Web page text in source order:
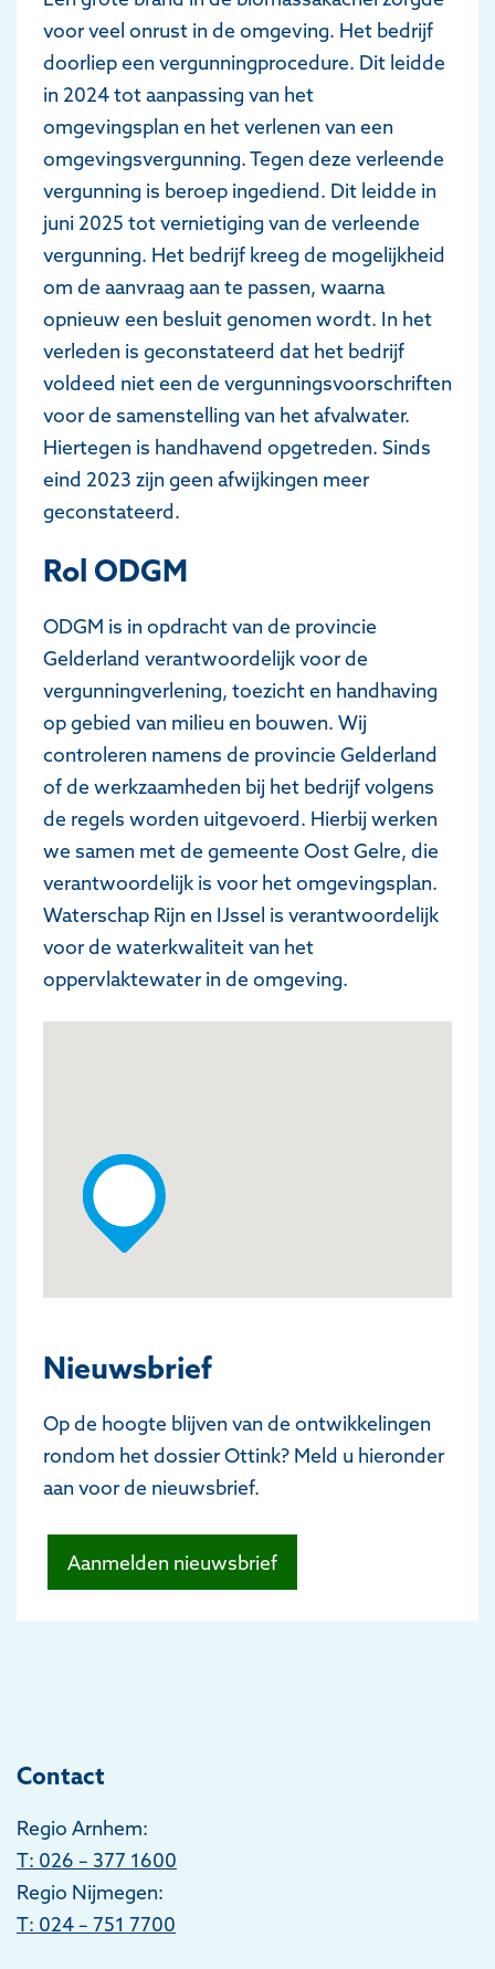
voor veel onrust in de omgeving. Het bedrijf
doorliep een vergunningprocedure. Dit leidde
in 2024 tot aanpassing van het
omgevingsplan en het verlenen van een
omgevingsvergunning. Tegen deze verleende
vergunning is beroep ingediend. Dit leidde in
juni 2025 tot vernietiging van de verleende
vergunning. Het bedrijf kreeg de mogelijkheid
om de aanvraag aan te passen, waarna
opnieuw een besluit genomen wordt. In het
verleden is geconstateerd dat het bedrijf
voldeed niet een de vergunningsvoorschriften
voor de samenstelling van het afvalwater.
Hiertegen is handhavend opgetreden. Sinds
eind 2023 zijn geen afwijkingen meer
geconstateerd.
Rol ODGM
ODGM is in opdracht van de provincie
Gelderland verantwoordelijk voor de
vergunningverlening, toezicht en handhaving
op gebied van milieu en bouwen. Wij
controleren namens de provincie Gelderland
of de werkzaamheden bij het bedrijf volgens
de regels worden uitgevoerd. Hierbij werken
we samen met de gemeente Oost Gelre, die
verantwoordelijk is voor het omgevingsplan.
Waterschap Rijn en IJssel is verantwoordelijk
voor de waterkwaliteit van het
oppervlaktewater in de omgeving.
Nieuwsbrief
Op de hoogte blijven van de ontwikkelingen
rondom het dossier Ottink? Meld u hieronder
aan voor de nieuwsbrief.
Aanmelden nieuwsbrief
Contact
Regio Arnhem:
T: 026 – 377 1600
Regio Nijmegen:
T: 024 – 751 7700